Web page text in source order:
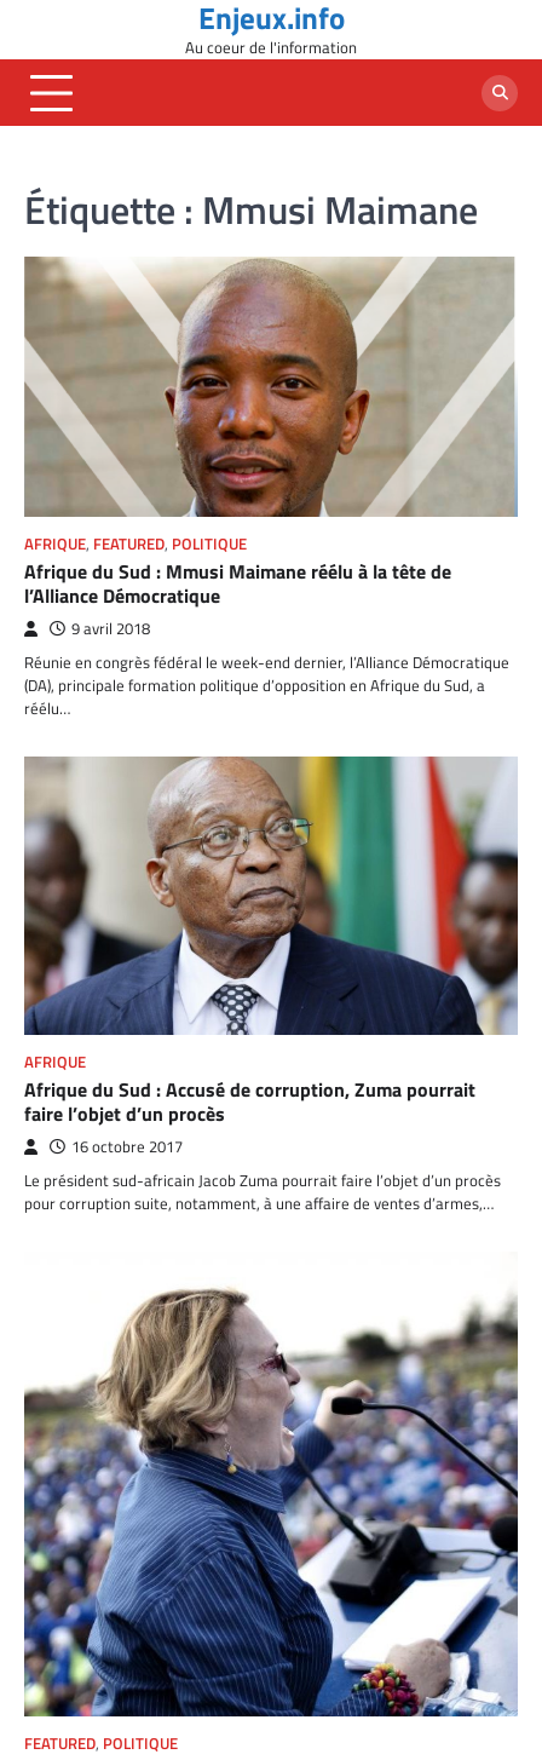
content
Enjeux.info
Au coeur de l'information
Étiquette : Mmusi Maimane
AFRIQUE, FEATURED, POLITIQUE
Afrique du Sud : Mmusi Maimane réélu à la tête de
l’Alliance Démocratique
9 avril 2018
Réunie en congrès fédéral le week-end dernier, l’Alliance Démocratique
(DA), principale formation politique d’opposition en Afrique du Sud, a
réélu…
AFRIQUE
Afrique du Sud : Accusé de corruption, Zuma pourrait
faire l’objet d’un procès
16 octobre 2017
Le président sud-africain Jacob Zuma pourrait faire l’objet d’un procès
pour corruption suite, notamment, à une affaire de ventes d’armes,…
FEATURED, POLITIQUE